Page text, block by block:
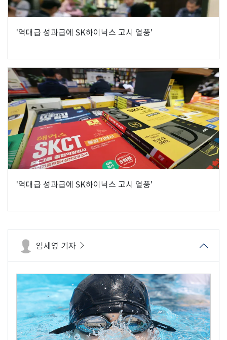
'역대급 성과급에 SK하이닉스 고시 열풍'
'역대급 성과급에 SK하이닉스 고시 열풍'
임세영 기자